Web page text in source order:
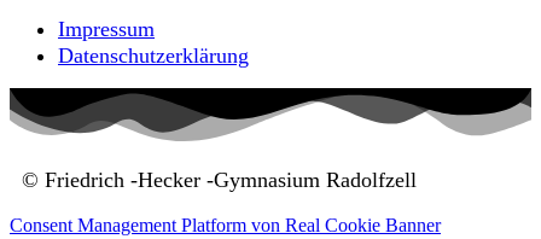
Impressum
Datenschutzerklärung
© Friedrich -Hecker -Gymnasium Radolfzell
Consent Management Platform von Real Cookie Banner